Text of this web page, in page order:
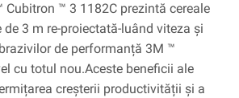
Cubitron ™ 3 1182C prezintă cereale
3 m re-proiectată-luând viteza și
de performanță 3M ™
cu totul nou.Aceste beneficii ale
creșterii productivității și a